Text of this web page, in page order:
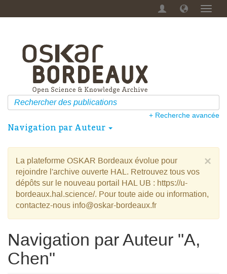
Menu
+ Recherche avancée
Navigation par Auteur
×
La plateforme OSKAR Bordeaux évolue pour
rejoindre l'archive ouverte HAL. Retrouvez tous vos
dépôts sur le nouveau portail HAL UB : https://u-
bordeaux.hal.science/. Pour toute aide ou information,
contactez-nous info@oskar-bordeaux.fr
Navigation par Auteur "A,
Chen"